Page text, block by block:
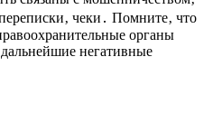
чеки․ Помните‚ что
органы
негативные